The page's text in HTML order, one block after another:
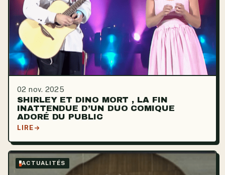
02 nov. 2025
SHIRLEY ET DINO MORT , LA FIN
INATTENDUE D’UN DUO COMIQUE
ADORÉ DU PUBLIC
LIRE
ACTUALITÉS